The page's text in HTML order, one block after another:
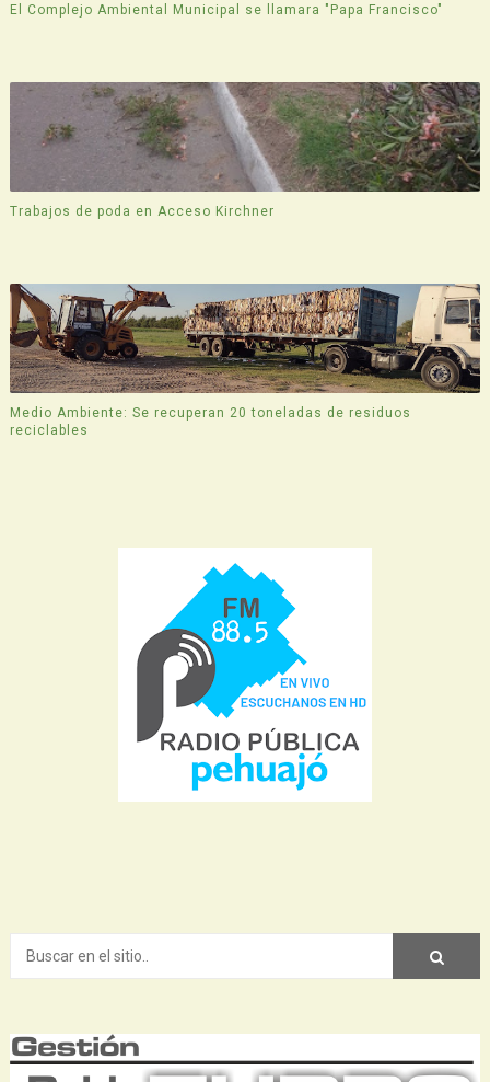
El Complejo Ambiental Municipal se llamara "Papa Francisco"
Trabajos de poda en Acceso Kirchner
Medio Ambiente: Se recuperan 20 toneladas de residuos
reciclables